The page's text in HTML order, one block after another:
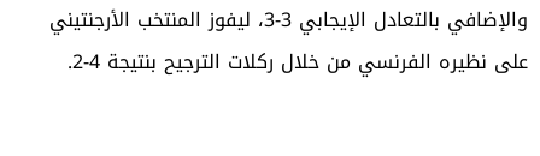
والإضافي بالتعادل الإيجابي 3-3، ليفوز المنتخب الأرجنتيني
على نظيره الفرنسي من خلال ركلات الترجيح بنتيجة 4-2.